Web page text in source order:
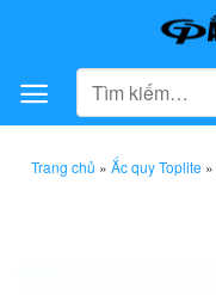
dung
Tìm
kiếm:
Trang chủ » Ắc quy Toplite »